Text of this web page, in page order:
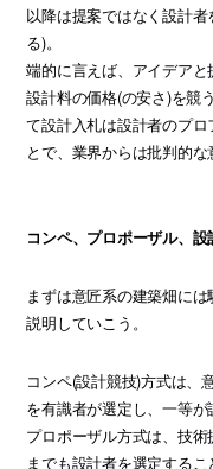
以降は提案ではなく設計
る)。
端的に言えば、アイデアと
設計料の価格(の安さ)を競
て設計入札は設計者のプ
とで、業界からは批判的な
コンペ、プロポーザル、設
まずは意匠系の建築畑に
説明していこう。
コンペ(設計競技)方式は、
を有識者が選定し、一等が
プロポーザル方式は、技
までも設計者を選定する